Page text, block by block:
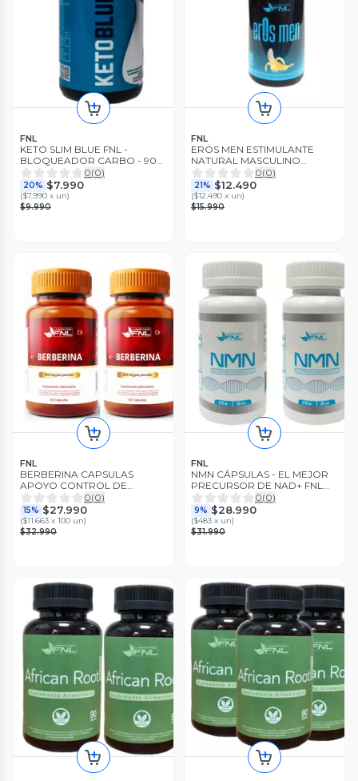
FNL
KETO SLIM BLUE FNL -
BLOQUEADOR CARBO - 90
CÁPSULAS ORIGINAL
0(0)
20% $7.990
($7.990 x un)
$9.990
FNL
EROS MEN ESTIMULANTE
NATURAL MASCULINO
POTENCIA LIBIDO - 60
Cápsulas
0(0)
21% $12.490
($12.490 x un)
$15.990
FNL
BERBERINA CAPSULAS
APOYO CONTROL DE
GLUCOSA Y METABOLISMO
PACK X2
0(0)
15% $27.990
($11.663 x 100 un)
$32.990
FNL
NMN CÁPSULAS - EL MEJOR
PRECURSOR DE NAD+ FNL
570 MG. PACK x2
0(0)
9% $28.990
($483 x un)
$31.990